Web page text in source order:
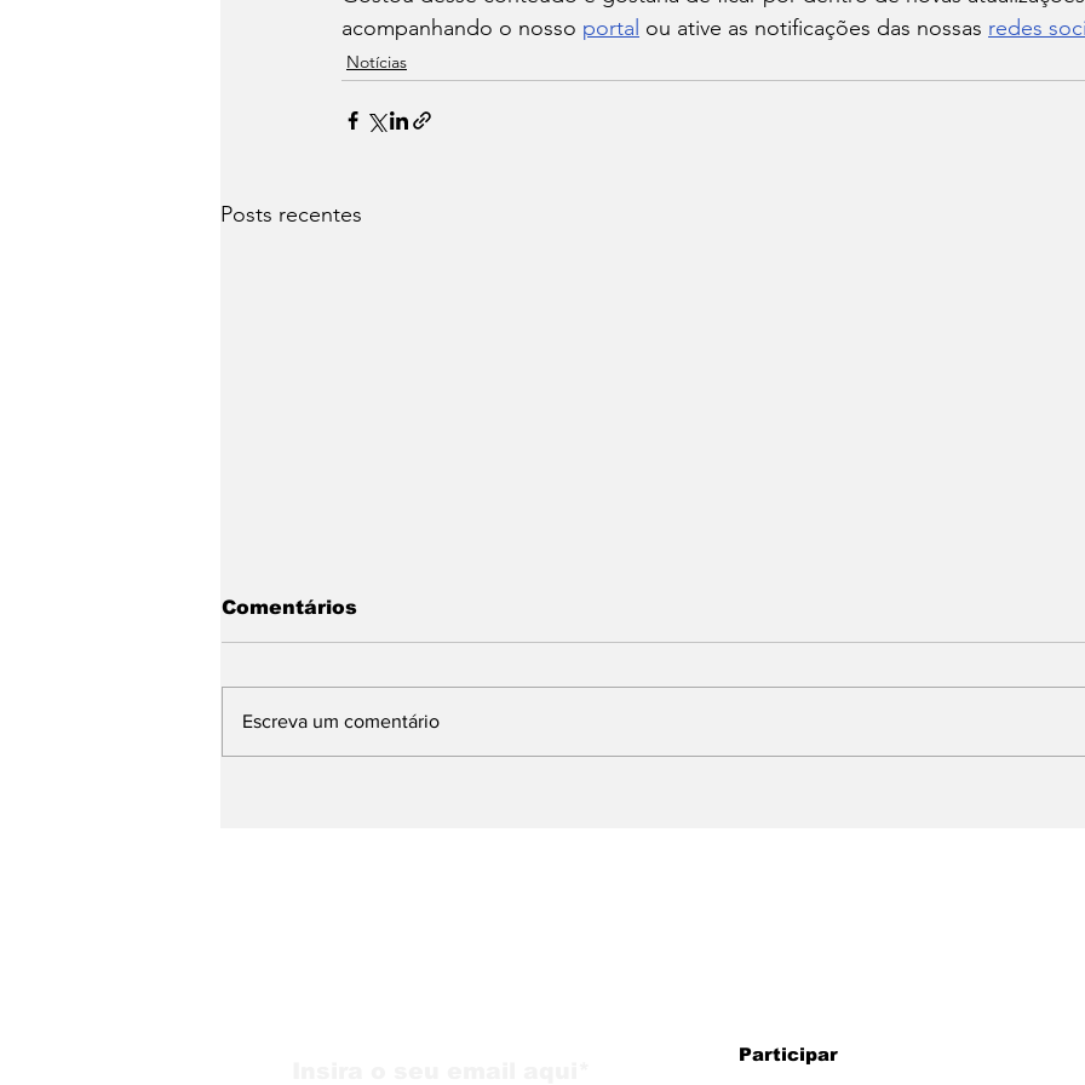
acompanhando o nosso portal ou ative as notificações das nossas redes
Notícias
Posts recentes
Comentários
Escreva um comentário
Participar